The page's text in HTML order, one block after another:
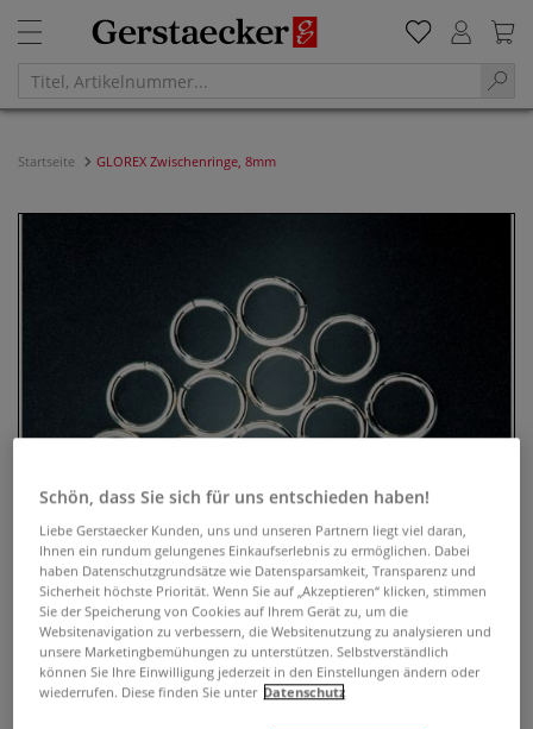
Startseite GLOREX Zwischenringe, 8mm
Schön, dass Sie sich für uns entschieden haben!
Liebe Gerstaecker Kunden, uns und unseren Partnern liegt viel daran,
Ihnen ein rundum gelungenes Einkaufserlebnis zu ermöglichen. Dabei
haben Datenschutzgrundsätze wie Datensparsamkeit, Transparenz und
Sicherheit höchste Priorität. Wenn Sie auf „Akzeptieren“ klicken, stimmen
Sie der Speicherung von Cookies auf Ihrem Gerät zu, um die
Websitenavigation zu verbessern, die Websitenutzung zu analysieren und
unsere Marketingbemühungen zu unterstützen. Selbstverständlich
können Sie Ihre Einwilligung jederzeit in den Einstellungen ändern oder
wiederrufen. Diese finden Sie unter Datenschutz